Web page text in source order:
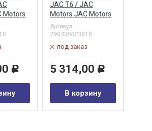
Motors
Р
JAC T6 / JAC
Motors JAC Motors
Артикул:
2904350P3010
под заказ
5 314,00 Р
В корзину